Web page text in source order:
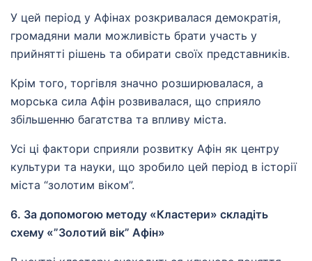
У цей період у Афінах розкривалася демократія,
громадяни мали можливість брати участь у
прийнятті рішень та обирати своїх представників.
Крім того, торгівля значно розширювалася, а
морська сила Афін розвивалася, що сприяло
збільшенню багатства та впливу міста.
Усі ці фактори сприяли розвитку Афін як центру
культури та науки, що зробило цей період в історії
міста “золотим віком”.
6. За допомогою методу «Кластери» складіть
схему «”Золотий вік” Афін»